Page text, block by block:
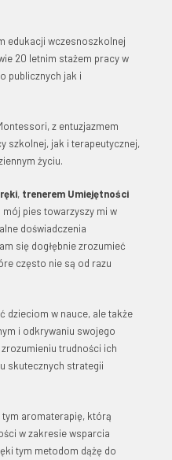
edukacji wczesnoszkolnej
20 letnim stażem pracy w
publicznych jak i
z entuzjazmem
szkolnej, jak i terapeutycznej,
życiu.
, trenerem Umiejętności
mój pies towarzyszy mi w
doświadczenia
się dogłębnie zrozumieć
często nie są od razu
dzieciom w nauce, ale także
i odkrywaniu swojego
trudności ich
skutecznych strategii
aromaterapię, którą
w zakresie wsparcia
tym metodom dążę do